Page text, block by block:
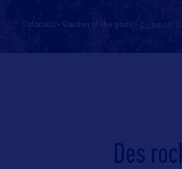
Colorado - Garden of the gods
Des